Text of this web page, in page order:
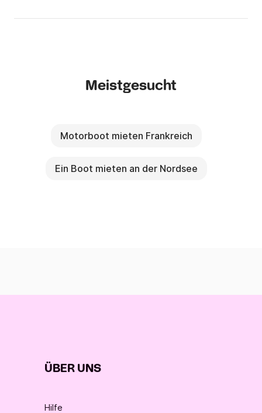
Meistgesucht
Motorboot mieten Frankreich
Ein Boot mieten an der Nordsee
ÜBER UNS
Hilfe